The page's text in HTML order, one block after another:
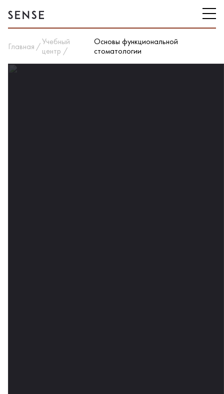
Главная
Учебный
центр
Основы функциональной
стоматологии